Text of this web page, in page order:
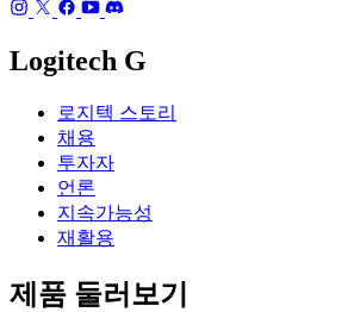
Logitech G
로지텍 스토리
채용
투자자
언론
지속가능성
재활용
제품 둘러보기